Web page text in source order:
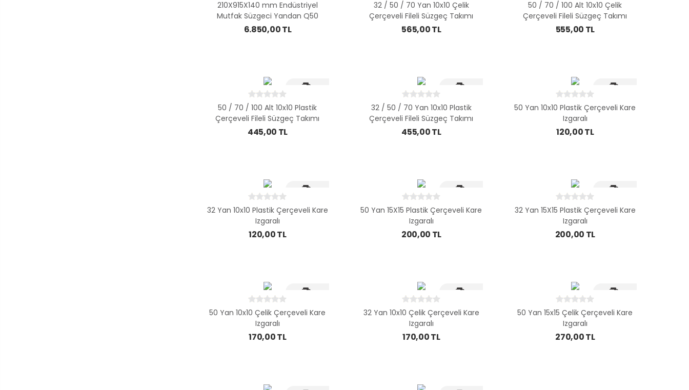
210X915X140 mm Endüstriyel
Mutfak Süzgeci Yandan Q50
6.850,00 TL
32 / 50 / 70 Yan 10x10 Çelik
Çerçeveli Fileli Süzgeç Takımı
565,00 TL
50 / 70 / 100 Alt 10x10 Çelik
Çerçeveli Fileli Süzgeç Takımı
555,00 TL
50 / 70 / 100 Alt 10x10 Plastik
Çerçeveli Fileli Süzgeç Takımı
445,00 TL
32 / 50 / 70 Yan 10x10 Plastik
Çerçeveli Fileli Süzgeç Takımı
455,00 TL
50 Yan 10x10 Plastik Çerçeveli Kare
Izgaralı
120,00 TL
32 Yan 10x10 Plastik Çerçeveli Kare
Izgaralı
120,00 TL
50 Yan 15X15 Plastik Çerçeveli Kare
Izgaralı
200,00 TL
32 Yan 15X15 Plastik Çerçeveli Kare
Izgaralı
200,00 TL
50 Yan 10x10 Çelik Çerçeveli Kare
Izgaralı
170,00 TL
32 Yan 10x10 Çelik Çerçeveli Kare
Izgaralı
170,00 TL
50 Yan 15x15 Çelik Çerçeveli Kare
Izgaralı
270,00 TL